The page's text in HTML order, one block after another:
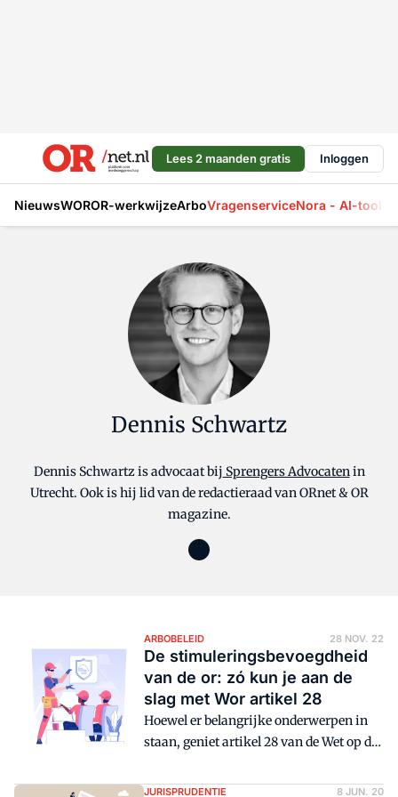
Lees 2 maanden gratis Inloggen
NieuwsWOROR-werkwijzeArboVragenserviceNora - AI-tool
Dennis Schwartz
Dennis Schwartz is advocaat bij Sprengers Advocatenin
Utrecht. Ook is hij lid van de redactieraad van ORnet & OR
magazine.
ARBOBELEID 28 NOV. 22
De stimuleringsbevoegdheid
van de or: zó kun je aan de
slag met Wor artikel 28
Hoewel er belangrijke onderwerpen in
staan, geniet artikel 28 van de Wet op de
bekendheid. Toch geeft het artikel de
JURISPRUDENTIE 8 JUN. 20